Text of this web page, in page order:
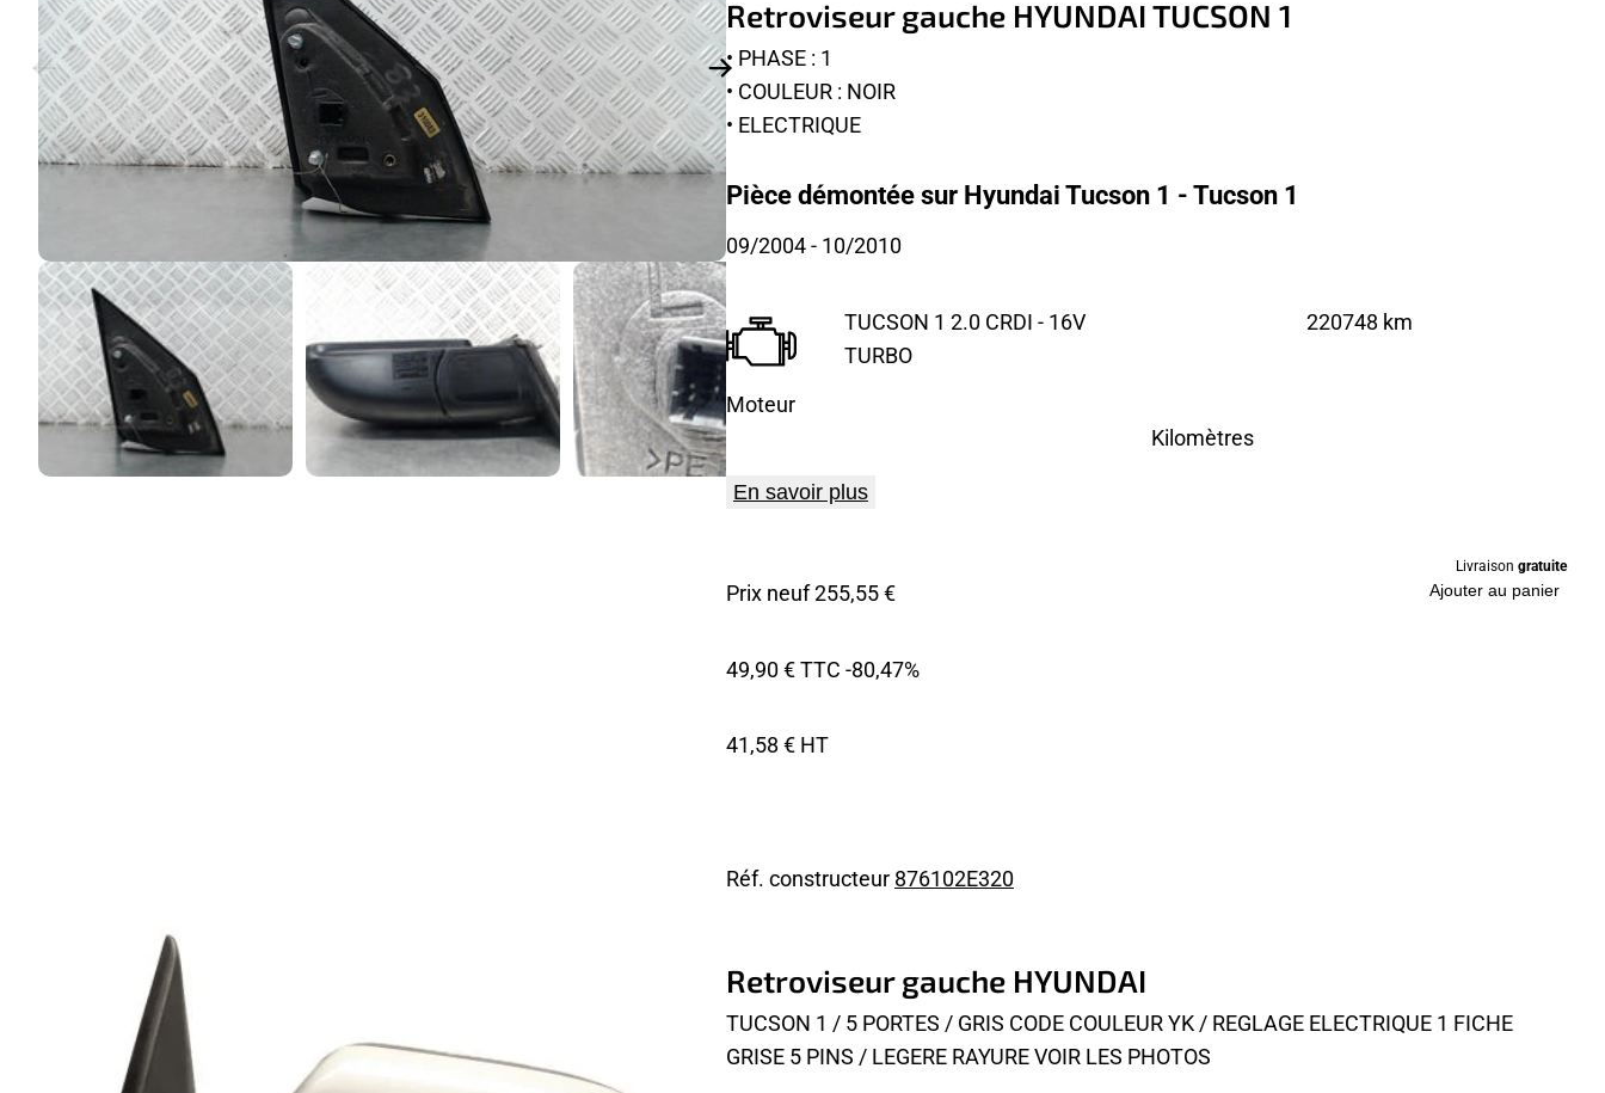
Retroviseur gauche HYUNDAI TUCSON 1
• PHASE : 1
• COULEUR : NOIR
• ELECTRIQUE
Pièce démontée sur Hyundai Tucson 1 - Tucson 1
09/2004- 10/2010
Moteur
TUCSON 1 2.0 CRDI - 16V
TURBO
Kilomètres
220748 km
En savoir plus
Prix neuf 255,55 €
49,90 € TTC -80,47%
41,58 € HT
Livraison gratuite
Ajouter au panier
Réf. constructeur 876102E320
Retroviseur gauche HYUNDAI
TUCSON 1 / 5 PORTES / GRIS CODE COULEUR YK / REGLAGE ELECTRIQUE 1 FICHE
GRISE 5 PINS / LEGERE RAYURE VOIR LES PHOTOS